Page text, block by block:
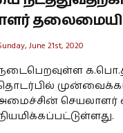
June 21st, 2020
செயலாளர்